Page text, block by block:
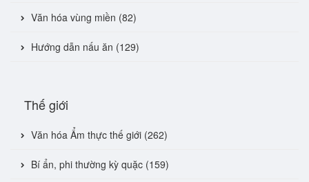
Văn hóa vùng miền (82)
Hướng dẫn nấu ăn (129)
Thế giới
Văn hóa Ẩm thực thế giới (262)
Bí ẩn, phi thường kỳ quặc (159)